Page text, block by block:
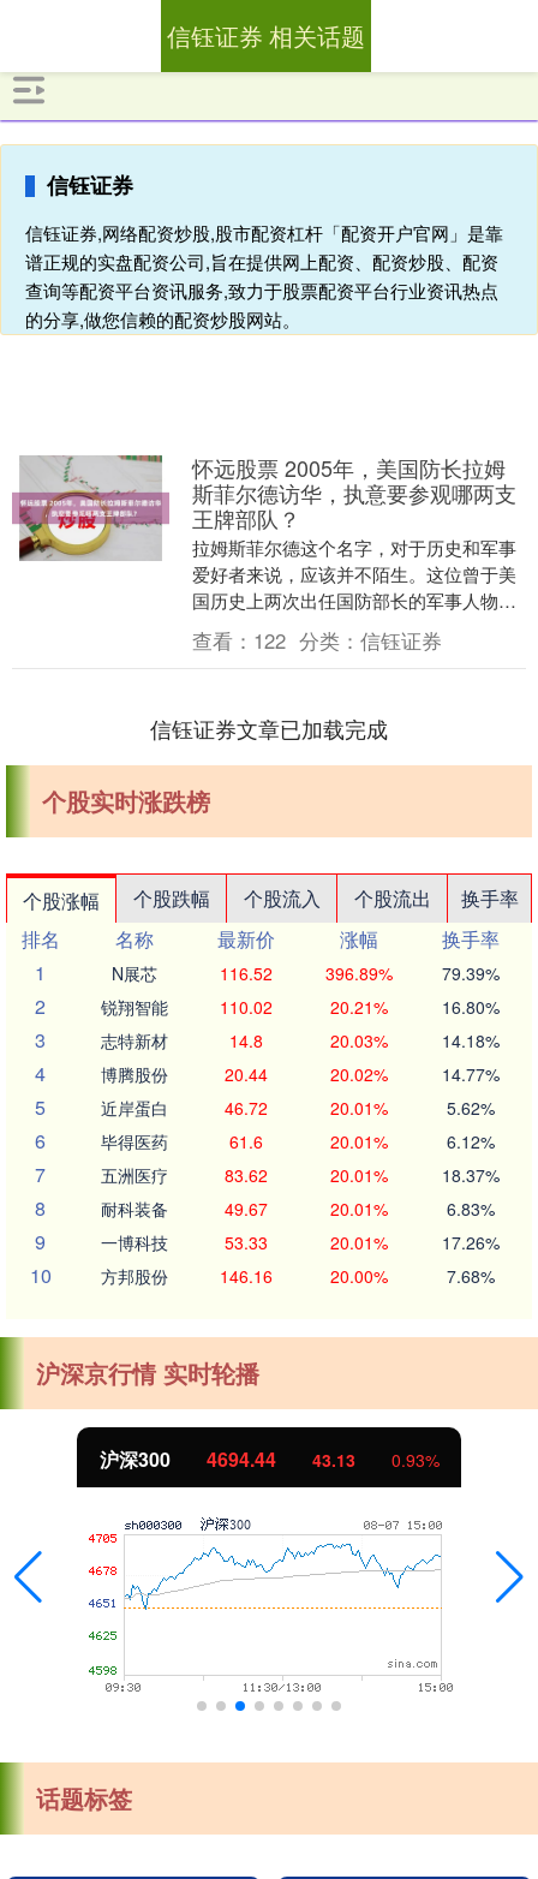
信钰证券
信钰证券,网络配资炒股,股市配资杠杆「配资开户官网」是靠
谱正规的实盘配资公司,旨在提供网上配资、配资炒股、配资
查询等配资平台资讯服务,致力于股票配资平台行业资讯热点
的分享,做您信赖的配资炒股网站。
信钰证券 相关话题
怀远股票 2005年，美国防长拉姆
斯菲尔德访华，执意要参观哪两支
王牌部队？
拉姆斯菲尔德这个名字，对于历史和军事
爱好者来说，应该并不陌生。这位曾于美
国历史上两次出任国防部长的军事人物，
直到2021年去世。拉姆斯菲尔德的名字不
仅代表着美国....
查看： 122 分类： 信钰证券
信钰证券文章已加载完成
个股实时涨跌榜
个股涨幅 个股跌幅 个股流入 个股流出
换手率
排名
名称 最新价 涨幅
换手率
1
N展芯 116.52 396.89% 79.39%
2 锐翔智能 110.02 20.21% 16.80%
3 志特新材 14.8 20.03% 14.18%
4 博腾股份 20.44 20.02% 14.77%
5 近岸蛋白 46.72 20.01% 5.62%
6 毕得医药 61.6 20.01% 6.12%
7 五洲医疗 83.62 20.01% 18.37%
8 耐科装备 49.67 20.01% 6.83%
9 一博科技 53.33 20.01% 17.26%
10 方邦股份 146.16 20.00% 7.68%
沪深京行情 实时轮播
4694.44 43.13 0.93%
话题标签